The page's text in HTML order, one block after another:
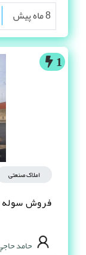
8 ماه پیش
1
املاک صنعتی
فروش سوله
حامد